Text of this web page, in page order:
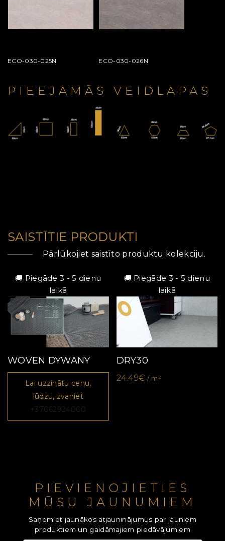
ECO-030-025N ECO-030-026N
PIEEJAMĀS VEIDLAPAS
SAISTĪTIE PRODUKTI
Pārlūkojiet saistīto produktu kolekciju.
🚚 Piegāde 3 - 5 dienu
laikā
WOVEN DYWANY
Lai uzzinātu cenu,
lūdzu, zvaniet
+37062924000
🚚 Piegāde 3 - 5 dienu
laikā
DRY30
24.49€ / m²
PIEVIENOJIETIES
MŪSU JAUNUMIEM
Saņemiet jaunākos atjauninājumus par jauniem
produktiem un gaidāmajiem piedāvājumiem